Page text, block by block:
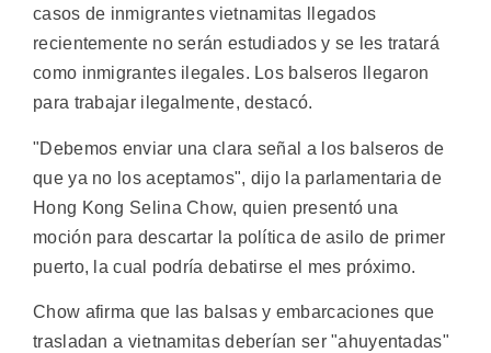
casos de inmigrantes vietnamitas llegados
recientemente no serán estudiados y se les tratará
como inmigrantes ilegales. Los balseros llegaron
para trabajar ilegalmente, destacó.
"Debemos enviar una clara señal a los balseros de
que ya no los aceptamos", dijo la parlamentaria de
Hong Kong Selina Chow, quien presentó una
moción para descartar la política de asilo de primer
puerto, la cual podría debatirse el mes próximo.
Chow afirma que las balsas y embarcaciones que
trasladan a vietnamitas deberían ser "ahuyentadas"